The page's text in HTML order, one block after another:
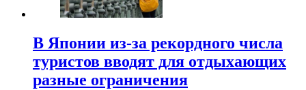
В Японии из-за рекордного числа
туристов вводят для отдыхающих
разные ограничения